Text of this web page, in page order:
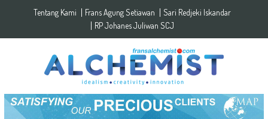
Skip to content
Tentang Kami Frans Agung Setiawan
Sari Redjeki Iskandar
RP Johanes Juliwan SCJ